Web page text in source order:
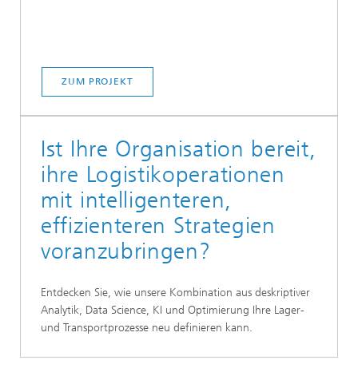
ZUM PROJEKT
Ist Ihre Organisation bereit,
ihre Logistikoperationen
mit intelligenteren,
effizienteren Strategien
voranzubringen?
Entdecken Sie, wie unsere Kombination aus deskriptiver
Analytik, Data Science, KI und Optimierung Ihre Lager-
und Transportprozesse neu definieren kann.